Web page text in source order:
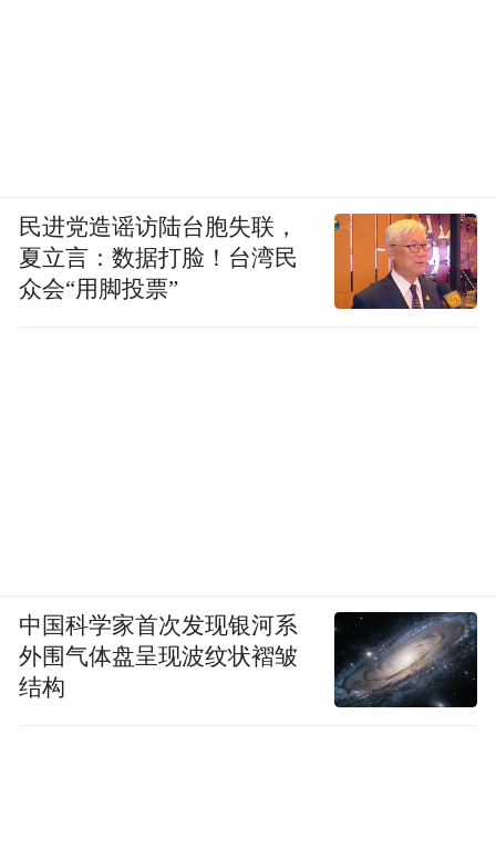
民进党造谣访陆台胞失联，
夏立言：数据打脸！台湾民
众会“用脚投票”
中国科学家首次发现银河系
外围气体盘呈现波纹状褶皱
结构